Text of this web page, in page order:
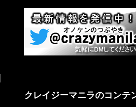
クレイジーマニラのコンテ